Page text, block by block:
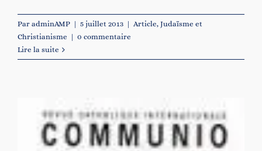
Par adminAMP | 5 juillet 2013 | Article, Judaïsme et
Christianisme | 0 commentaire
Lire la suite